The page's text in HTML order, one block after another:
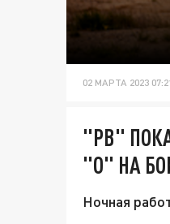
02 МАРТА 2023
"РВ"
"О" НА
Ночная